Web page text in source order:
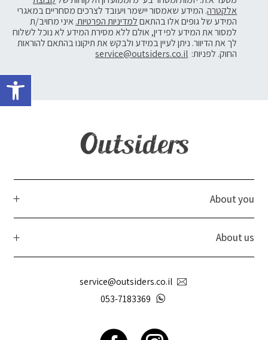
אלקטרה. המידע שאמסור יישמר ויעובד לצרכים מסחריים במאגרי
המידע של גופים אלו בהתאםלמדיניות הפרטיות. איני מחויב/ת
למסור את המידע לפי דין, אולם ללא מסירת המידע לא נוכל לשלוח
לך את הדיוור. ניתן לעיין במידע ולבקש את תיקונו בהתאם להוראות
החוק. לפניות: service@outsiders.co.il
About you
About us
service@outsiders.co.il
053-7183369